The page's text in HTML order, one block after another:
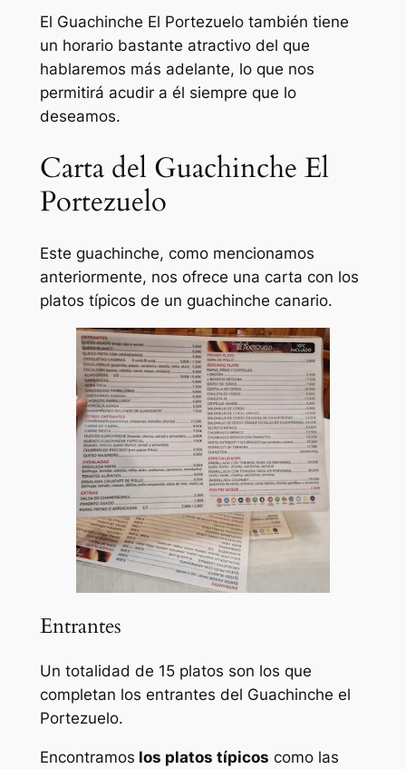
El Guachinche El Portezuelo también tiene
un horario bastante atractivo del que
hablaremos más adelante, lo que nos
permitirá acudir a él siempre que lo
deseamos.
Carta del Guachinche El
Portezuelo
Este guachinche, como mencionamos
anteriormente, nos ofrece una carta con los
platos típicos de un guachinche canario.
Entrantes
Un totalidad de 15 platos son los que
completan los entrantes del Guachinche el
Portezuelo.
Encontramos los platos típicos como las